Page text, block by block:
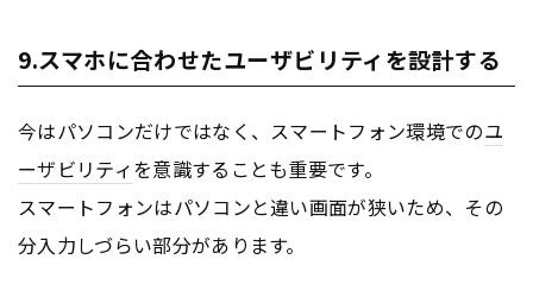
9.スマホに合わせたユーザビリティを設計する
今はパソコンだけではなく、スマートフォン環境でのユ
ーザビリティを意識することも重要です。
スマートフォンはパソコンと違い画面が狭いため、その
分入力しづらい部分があります。